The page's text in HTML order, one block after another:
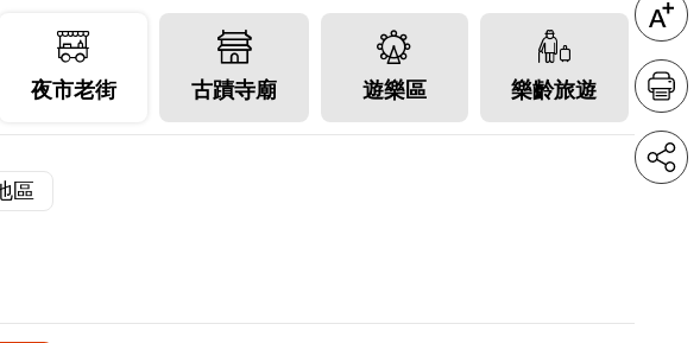
夜市老街 古蹟寺廟 遊樂區 樂齡旅遊
區